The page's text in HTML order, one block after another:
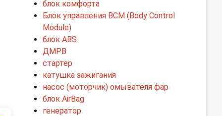
блок комфорта
Блок управления BCM (Body Control
Module)
блок ABS
ДМРВ
стартер
катушка зажигания
насос (моторчик) омывателя фар
блок AirBag
генератор